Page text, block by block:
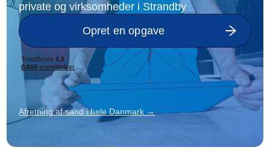
private og virksomheder i Strandby
Opret en opgave
Afretning af sand i hele Danmark →